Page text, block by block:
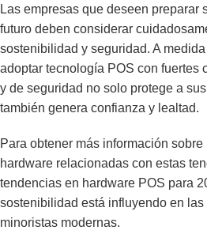
Las empresas que deseen preparar
futuro deben considerar
sostenibilidad y seguridad. A
adoptar tecnología POS con fuertes
y de seguridad no solo protege a
también genera confianza y lealtad.
Para obtener más información
hardware relacionadas con estas
tendencias en hardware POS para
sostenibilidad está influyendo en
minoristas modernas.